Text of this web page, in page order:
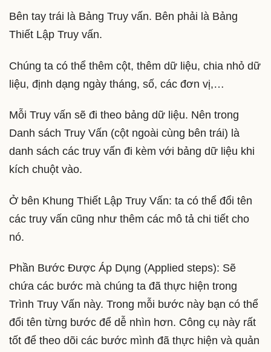
Bên tay trái là Bảng Truy vấn. Bên phải là Bảng
Thiết Lập Truy vấn.
Chúng ta có thể thêm cột, thêm dữ liệu, chia nhỏ dữ
liệu, định dạng ngày tháng, số, các đơn vị,…
Mỗi Truy vấn sẽ đi theo bảng dữ liệu. Nên trong
Danh sách Truy Vấn (cột ngoài cùng bên trái) là
danh sách các truy vấn đi kèm với bảng dữ liệu khi
kích chuột vào.
Ở bên Khung Thiết Lập Truy Vấn: ta có thể đổi tên
các truy vấn cũng như thêm các mô tả chi tiết cho
nó.
Phần Bước Được Áp Dụng (Applied steps): Sẽ
chứa các bước mà chúng ta đã thực hiện trong
Trình Truy Vấn này. Trong mỗi bước này bạn có thể
đổi tên từng bước để dễ nhìn hơn. Công cụ này rất
tốt để theo dõi các bước mình đã thực hiện và quản